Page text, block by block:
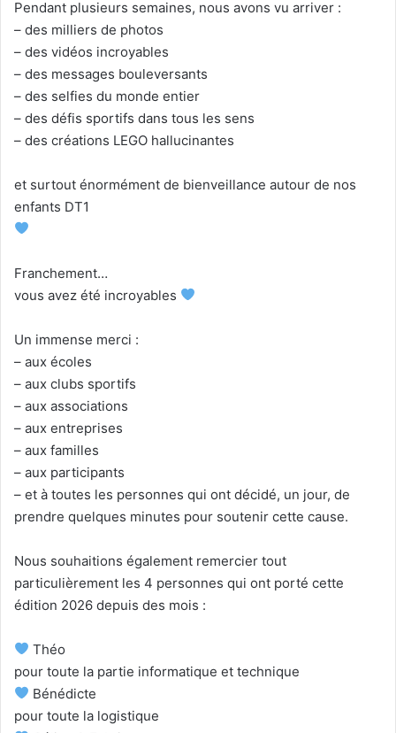
Pendant plusieurs semaines, nous avons vu arriver :
– des milliers de photos
– des vidéos incroyables
– des messages bouleversants
– des selfies du monde entier
– des défis sportifs dans tous les sens
– des créations LEGO hallucinantes
et surtout énormément de bienveillance autour de nos
enfants DT1
Franchement…
vous avez été incroyables
Un immense merci :
– aux écoles
– aux clubs sportifs
– aux associations
– aux entreprises
– aux familles
– aux participants
– et à toutes les personnes qui ont décidé, un jour, de
prendre quelques minutes pour soutenir cette cause.
Nous souhaitions également remercier tout
particulièrement les 4 personnes qui ont porté cette
édition 2026 depuis des mois :
Théo
pour toute la partie informatique et technique
Bénédicte
pour toute la logistique